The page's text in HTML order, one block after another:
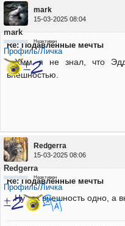
mark
15-03-2025 08:04
mark
Неактивен
Профиль/Личка
Re: Подавленные мечты
Хмм я не знал, что
внешностью.
Redgerra
15-03-2025 08:06
Redgerra
Неактивен
Профиль/Личка
Re: Подавленные мечты
Ну так внешность одно, а